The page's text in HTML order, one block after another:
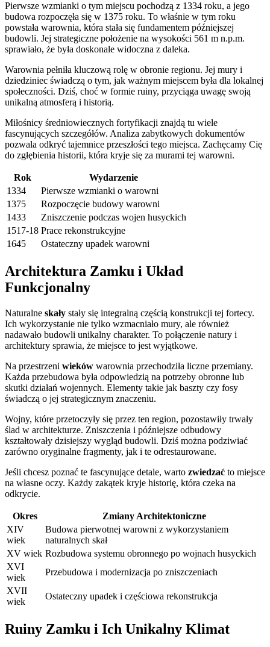
Pierwsze wzmianki o tym miejscu pochodzą z 1334 roku, a jego
budowa rozpoczęła się w 1375 roku. To właśnie w tym roku
powstała warownia, która stała się fundamentem późniejszej
budowli. Jej strategiczne położenie na wysokości 561 m n.p.m.
sprawiało, że była doskonale widoczna z daleka.
Warownia pełniła kluczową rolę w obronie regionu. Jej mury i
dziedziniec świadczą o tym, jak ważnym miejscem była dla lokalnej
społeczności. Dziś, choć w formie ruiny, przyciąga uwagę swoją
unikalną atmosferą i historią.
Miłośnicy średniowiecznych fortyfikacji znajdą tu wiele
fascynujących szczegółów. Analiza zabytkowych dokumentów
pozwala odkryć tajemnice przeszłości tego miejsca. Zachęcamy Cię
do zgłębienia historii, która kryje się za murami tej warowni.
Rok
Wydarzenie
1334
Pierwsze wzmianki o warowni
1375
Rozpoczęcie budowy warowni
1433
Zniszczenie podczas wojen husyckich
1517-18 Prace rekonstrukcyjne
1645
Ostateczny upadek warowni
Architektura Zamku i Układ
Funkcjonalny
Naturalne skały stały się integralną częścią konstrukcji tej fortecy.
Ich wykorzystanie nie tylko wzmacniało mury, ale również
nadawało budowli unikalny charakter. To połączenie natury i
architektury sprawia, że miejsce to jest wyjątkowe.
Na przestrzeni wieków warownia przechodziła liczne przemiany.
Każda przebudowa była odpowiedzią na potrzeby obronne lub
skutki działań wojennych. Elementy takie jak baszty czy fosy
świadczą o jej strategicznym znaczeniu.
Wojny, które przetoczyły się przez ten region, pozostawiły trwały
ślad w architekturze. Zniszczenia i późniejsze odbudowy
kształtowały dzisiejszy wygląd budowli. Dziś można podziwiać
zarówno oryginalne fragmenty, jak i te odrestaurowane.
Jeśli chcesz poznać te fascynujące detale, warto zwiedzać to miejsce
na własne oczy. Każdy zakątek kryje historię, która czeka na
odkrycie.
Okres
Zmiany Architektoniczne
XIV
wiek
Budowa pierwotnej warowni z wykorzystaniem
naturalnych skał
XV wiek Rozbudowa systemu obronnego po wojnach husyckich
XVI
wiek
Przebudowa i modernizacja po zniszczeniach
XVII
wiek
Ostateczny upadek i częściowa rekonstrukcja
Ruiny Zamku i Ich Unikalny Klimat